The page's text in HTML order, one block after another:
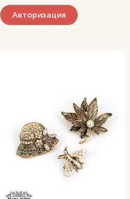
Авторизация